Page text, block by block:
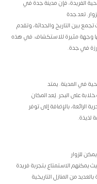
الفريدة، فإن مدينة جدة في
تعد جدة
بين التاريخ والحداثة، وتقدم
وجهة مثيرة للاستكشاف. في هذه
في جدة.
في المدينة. يمتد
على البحر. يُعد المكان
الرائعة، بالإضافة إلى توفر
لذيذة.
للزوار
يمكنهم الاستمتاع بتجربة فريدة
من المنازل التاريخية